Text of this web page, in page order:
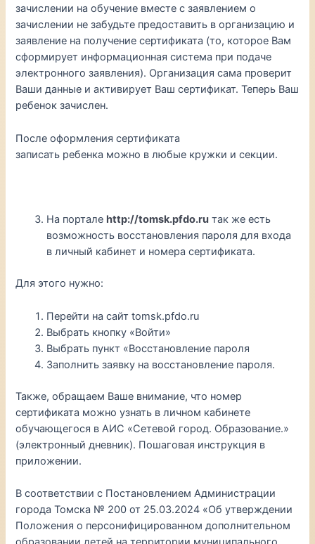
зачислении на обучение вместе с заявлением о
зачислении не забудьте предоставить в организацию и
заявление на получение сертификата (то, которое Вам
сформирует информационная система при подаче
электронного заявления). Организация сама проверит
Ваши данные и активирует Ваш сертификат. Теперь Ваш
ребенок зачислен.
После оформления сертификата
записать ребенка можно в любые кружки и секции.
На портале http://tomsk.pfdo.ru так же есть
возможность восстановления пароля для входа
в личный кабинет и номера сертификата.
Для этого нужно:
Перейти на сайт tomsk.pfdo.ru
Выбрать кнопку «Войти»
Выбрать пункт «Восстановление пароля
Заполнить заявку на восстановление пароля.
Также, обращаем Ваше внимание, что номер
сертификата можно узнать в личном кабинете
обучающегося в АИС «Сетевой город. Образование.»
(электронный дневник). Пошаговая инструкция в
приложении.
В соответствии с Постановлением Администрации
города Томска № 200 от 25.03.2024 «Об утверждении
Положения о персонифицированном дополнительном